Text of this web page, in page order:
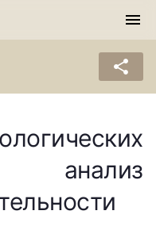
menu
share
анализ